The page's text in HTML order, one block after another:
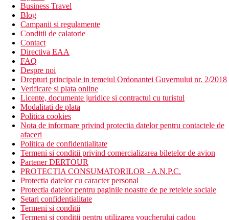
Business Travel
Blog
Campanii si regulamente
Conditii de calatorie
Contact
Directiva EAA
FAQ
Despre noi
Drepturi principale in temeiul Ordonantei Guvernului nr. 2/2018
Verificare si plata online
Licente, documente juridice si contractul cu turistul
Modalitati de plata
Politica cookies
Nota de informare privind protectia datelor pentru contactele de
afaceri
Politica de confidentialitate
Termeni si conditii privind comercializarea biletelor de avion
Partener DERTOUR
PROTECTIA CONSUMATORILOR - A.N.P.C.
Protectia datelor cu caracter personal
Protectia datelor pentru paginile noastre de pe retelele sociale
Setari confidentialitate
Termeni si conditii
Termeni si conditii pentru utilizarea voucherului cadou